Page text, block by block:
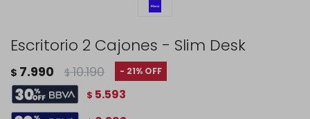
Escritorio 2 Cajones - Slim Desk
$ 7.990 $ 10.190 21
$ 5.593
© Copyright 2026 / Rustico Hogar